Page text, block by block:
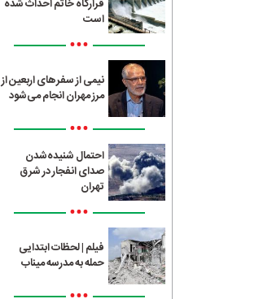
قرارگاه خاتم احداث شده
است
•••
نیمی از سفرهای اربعین از
مرز مهران انجام می‌شود
•••
احتمال شنیده‌شدن
صدای انفجار در شرق
تهران
•••
فیلم | لحظات ابتدایی
حمله به مدرسه میناب